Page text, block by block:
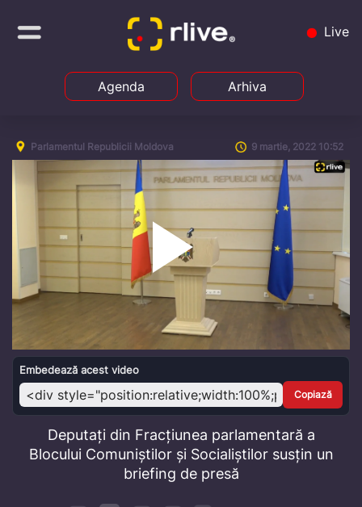
Live
Agenda Arhiva
Parlamentul Republicii Moldova 9 martie, 2022 10:52
Play
Video
Embedează acest video
Copiază
Deputați din Fracțiunea parlamentară a
Blocului Comuniștilor și Socialiștilor susțin un
briefing de presă